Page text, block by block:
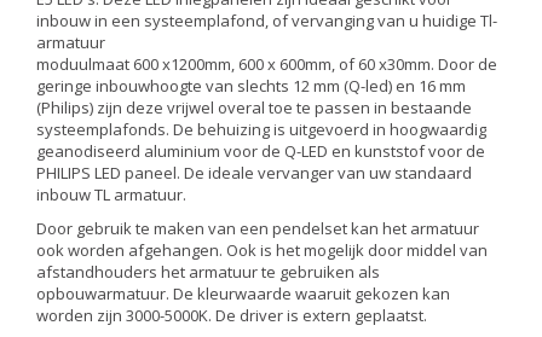
inbouw in een systeemplafond, of vervanging van u huidige Tl-
armatuur
moduulmaat 600 x1200mm, 600 x 600mm, of 60 x30mm. Door de
geringe inbouwhoogte van slechts 12 mm (Q-led) en 16 mm
(Philips) zijn deze vrijwel overal toe te passen in bestaande
systeemplafonds. De behuizing is uitgevoerd in hoogwaardig
geanodiseerd aluminium voor de Q-LED en kunststof voor de
PHILIPS LED paneel. De ideale vervanger van uw standaard
inbouw TL armatuur.
Door gebruik te maken van een pendelset kan het armatuur
ook worden afgehangen. Ook is het mogelijk door middel van
afstandhouders het armatuur te gebruiken als
opbouwarmatuur. De kleurwaarde waaruit gekozen kan
worden zijn 3000-5000K. De driver is extern geplaatst.